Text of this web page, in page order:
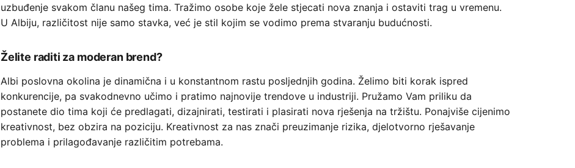
uzbuđenje svakom članu našeg tima. Tražimo osobe koje žele stjecati nova znanja i ostaviti trag u vremenu.
U Albiju, različitost nije samo stavka, već je stil kojim se vodimo prema stvaranju budućnosti.
Želite raditi za moderan brend?
Albi poslovna okolina je dinamična i u konstantnom rastu posljednjih godina. Želimo biti korak ispred
konkurencije, pa svakodnevno učimo i pratimo najnovije trendove u industriji. Pružamo Vam priliku da
postanete dio tima koji će predlagati, dizajnirati, testirati i plasirati nova rješenja na tržištu. Ponajviše cijenimo
kreativnost, bez obzira na poziciju. Kreativnost za nas znači preuzimanje rizika, djelotvorno rješavanje
problema i prilagođavanje različitim potrebama.